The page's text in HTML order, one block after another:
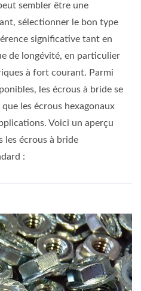
sembler être une
sélectionner le bon type
significative tant en
de longévité, en particulier
à fort courant. Parmi
les écrous à bride se
les écrous hexagonaux
Voici un aperçu
les écrous à bride
: